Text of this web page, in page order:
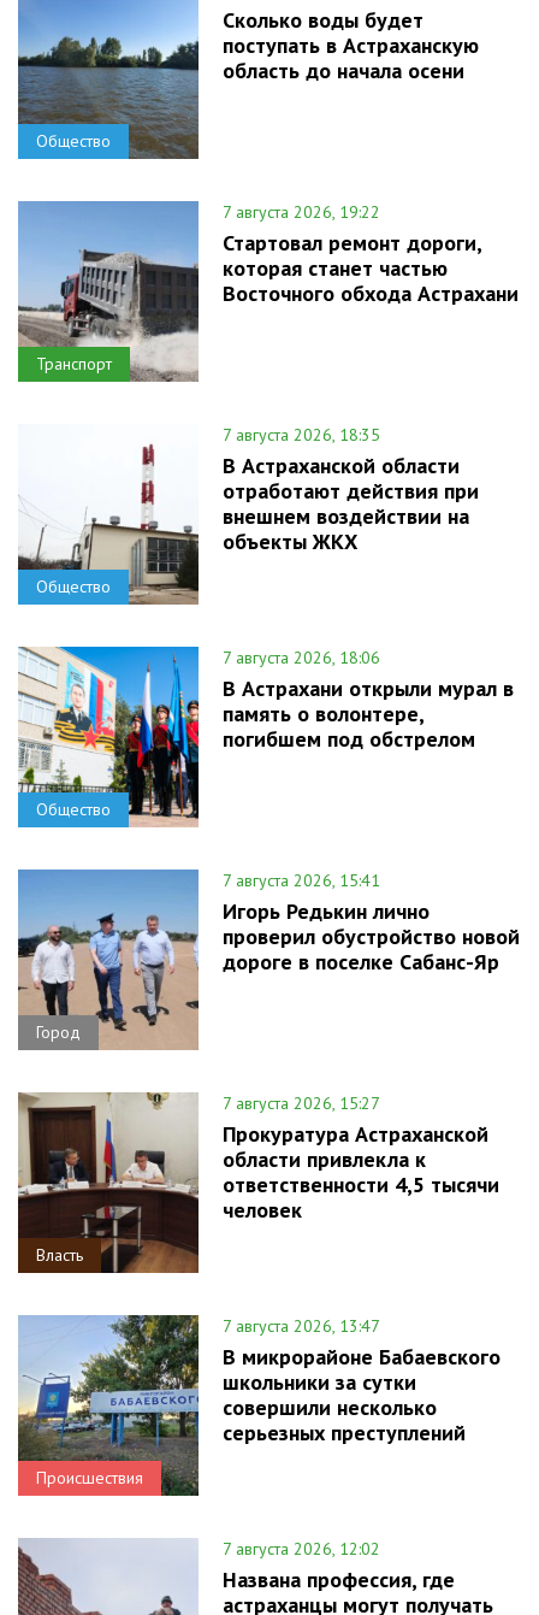
Общество
Сколько воды будет
поступать в Астраханскую
область до начала осени
Транспорт
7 августа 2026, 19:22
Стартовал ремонт дороги,
которая станет частью
Восточного обхода Астрахани
Общество
7 августа 2026, 18:35
В Астраханской области
отработают действия при
внешнем воздействии на
объекты ЖКХ
Общество
7 августа 2026, 18:06
В Астрахани открыли мурал в
память о волонтере,
погибшем под обстрелом
Город
7 августа 2026, 15:41
Игорь Редькин лично
проверил обустройство новой
дороге в поселке Сабанс-Яр
Власть
7 августа 2026, 15:27
Прокуратура Астраханской
области привлекла к
ответственности 4,5 тысячи
человек
Происшествия
7 августа 2026, 13:47
В микрорайоне Бабаевского
школьники за сутки
совершили несколько
серьезных преступлений
7 августа 2026, 12:02
Названа профессия, где
астраханцы могут получать